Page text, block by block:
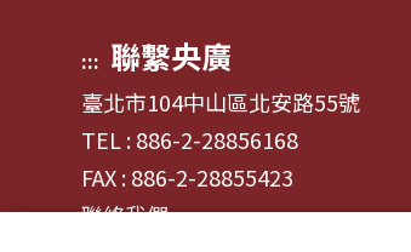
::: 聯繫央廣
臺北市104中山區北安路55號
TEL : 886-2-28856168
FAX : 886-2-28855423
聯絡我們